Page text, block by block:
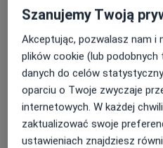
Chirurgia stomatologiczna
Szczegóły
Implanty
Szczegóły
Konsultacja chirurgiczna
Szczegóły
Szanujemy Twoją
Akceptując, pozwalasz nam i
plików cookie (lub
danych do celów
oparciu o Twoje zwyczaje
internetowych. W każdej
zaktualizować swoje
ustawieniach znajdziesz